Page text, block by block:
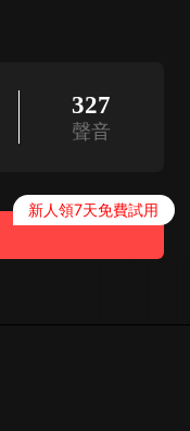
327
聲音
新人領7天免費試用